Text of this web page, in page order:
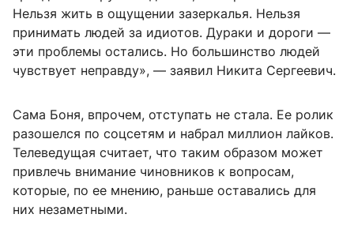
Нельзя жить в ощущении зазеркалья. Нельзя
принимать людей за идиотов. Дураки и дороги —
эти проблемы остались. Но большинство людей
чувствует неправду», — заявил Никита Сергеевич.
Сама Боня, впрочем, отступать не стала. Ее ролик
разошелся по соцсетям и набрал миллион лайков.
Телеведущая считает, что таким образом может
привлечь внимание чиновников к вопросам,
которые, по ее мнению, раньше оставались для
них незаметными.